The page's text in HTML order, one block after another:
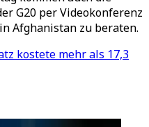
G20 per Videokonferenz
Afghanistan zu beraten.
kostete mehr als 17,3